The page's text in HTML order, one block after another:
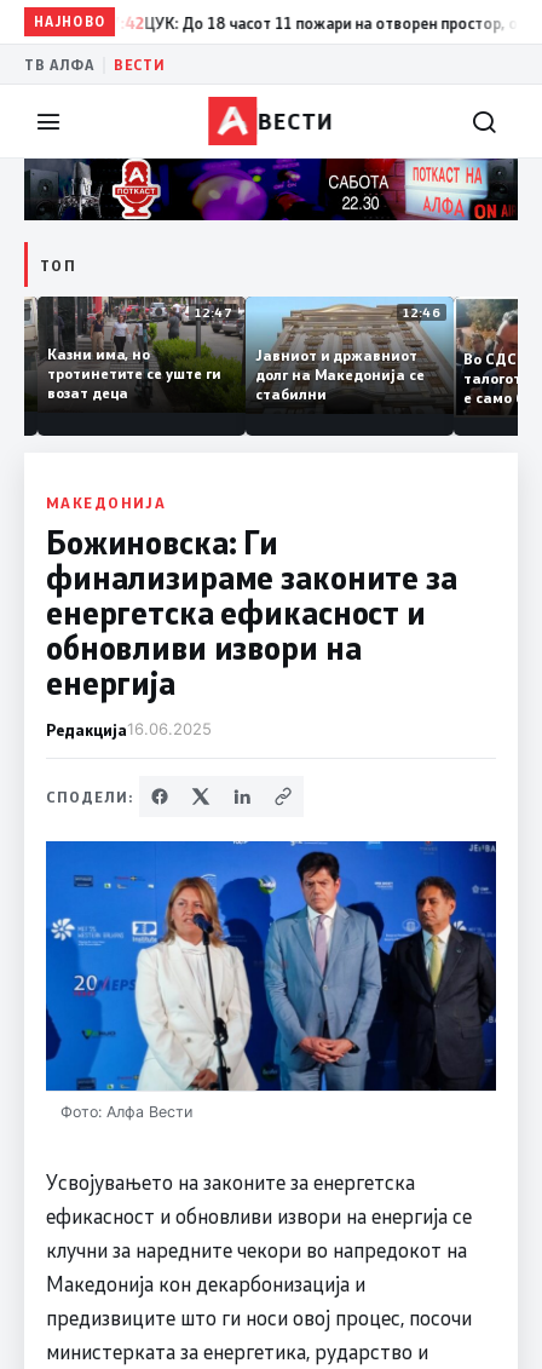
НАЈНОВО
17:42 ЦУК: До 18 часот 11 пожари на отворен простор, од кои
ТВ АЛФА ВЕСТИ
ВЕСТИ
ТОП
12:50
и
12:47
Казни има, но
тротинетите се уште ги
возат деца
12:46
Јавниот и државниот
долг на Македонија се
стабилни
Во
е само
копија
Заев
МАКЕДОНИЈА
Божиновска: Ги
финализираме законите за
енергетска ефикасност и
обновливи извори на
енергија
Редакција16.06.2025
СПОДЕЛИ:
Фото: Алфа Вести
Усвојувањето на законите за енергетска
ефикасност и обновливи извори на енергија се
клучни за наредните чекори во напредокот на
Македонија кон декарбонизација и
предизвиците што ги носи овој процес, посочи
министерката за енергетика, рударство и